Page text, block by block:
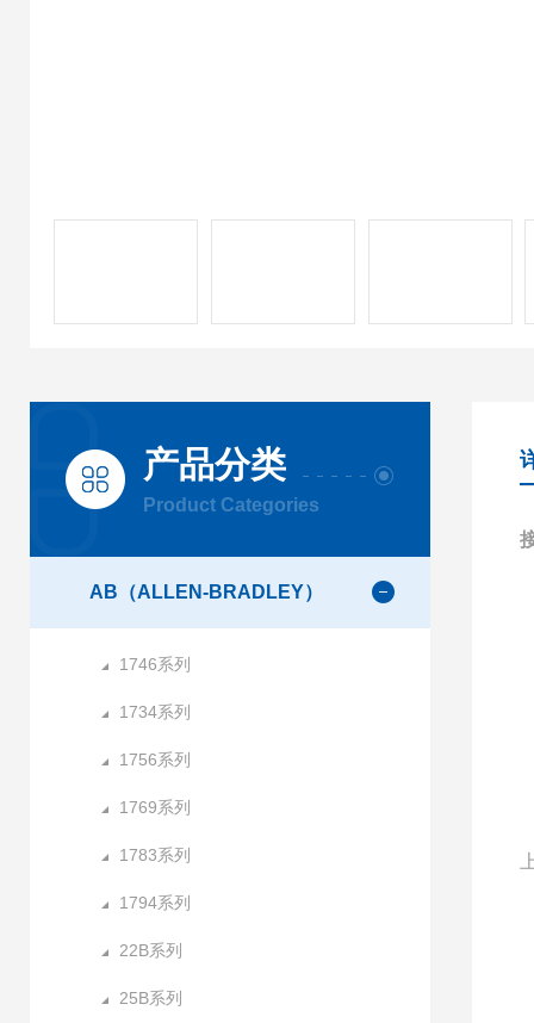
产品分类
Product Categories
AB（ALLEN-BRADLEY）
1746系列
1734系列
1756系列
1769系列
1783系列
1794系列
22B系列
25B系列